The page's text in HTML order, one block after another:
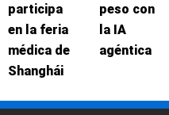
participa
en la feria
médica de
Shanghái
peso con
la IA
agéntica